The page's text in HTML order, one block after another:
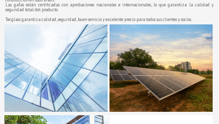
Las gafas están certificadas con aprobaciones nacionales e internacionales, lo que garantiza la calidad y
seguridad total del producto.
Tecglass garantiza calidad, seguridad, buen servicio y excelente precio para todos sus clientes y socios.